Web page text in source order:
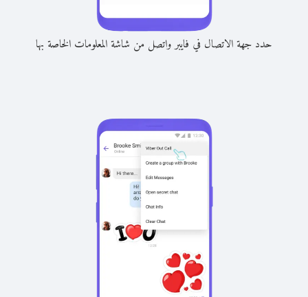
حدد جهة الاتصال في فايبر واتصل من شاشة المعلومات الخاصة بها